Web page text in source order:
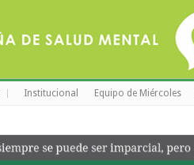
Institucional Equipo de Miércoles